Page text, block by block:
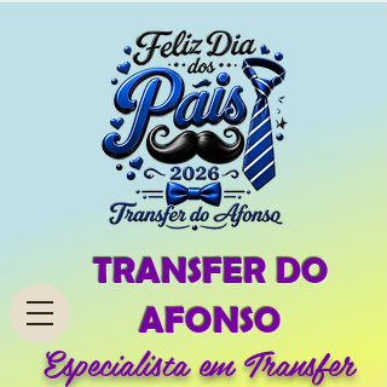
Especialista em Transfer
TRANSFER DO
AFONSO